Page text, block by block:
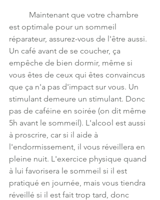
est optimale pour un sommeil
réparateur, assurez-vous de l'être aussi.
Un café avant de se coucher, ça
empêche de bien dormir, même si
vous êtes de ceux qui êtes convaincus
que ça n'a pas d'impact sur vous. Un
stimulant demeure un stimulant. Donc
pas de caféine en soirée (on dit même
5h avant le sommeil). L'alcool est aussi
à proscrire, car si il aide à
l'endormissement, il vous réveillera en
pleine nuit. L'exercice physique quand
à lui favorisera le sommeil si il est
pratiqué en journée, mais vous tiendra
réveillé si il est fait trop tard, donc